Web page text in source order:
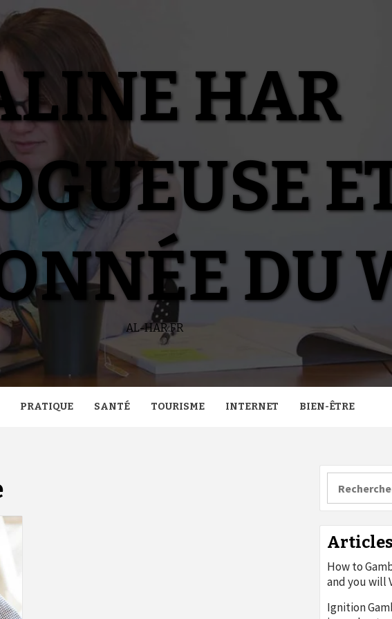
HAR
DU
AL-HAR.FR
PRATIQUE SANTÉ TOURISME INTERNET BIEN-ÊTRE
How to
and you will
Ignition